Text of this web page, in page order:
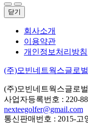
닫기
회사소개
이용약관
개인정보처리방침
(주)모빈네트웍스글로벌
(주)모빈네트웍스글로벌
사업자등록번호 : 220-
nexteegolfer@gmail.com
통신판매번호 : 2015-고